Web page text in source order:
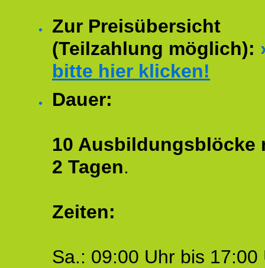
Zur Preisübersicht
(Teilzahlung möglich):
bitte hier klicken!
Dauer:
10 Ausbildungsblöcke
2 Tagen.
Zeiten:
Sa.: 09:00 Uhr bis 17:00